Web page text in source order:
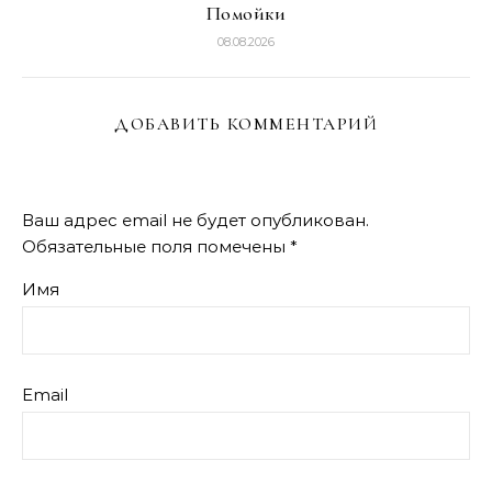
Помойки
08.08.2026
ДОБАВИТЬ КОММЕНТАРИЙ
Ваш адрес email не будет опубликован.
Обязательные поля помечены *
Имя
Email